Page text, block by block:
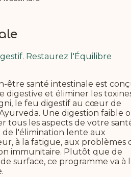
Restaurez l'Équilibre
être santé intestinale est
digestive et éliminer les
le feu digestif au cœur de
Une digestion faible
tous les aspects de votre
l'élimination lente aux
à la fatigue, aux problèmes
immunitaire. Plutôt que de
surface, ce programme va à